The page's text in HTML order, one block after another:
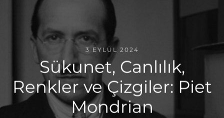
3 EYLÜL 2024
Sükunet, Canlılık,
Renkler ve Çizgiler: Piet
Mondrian